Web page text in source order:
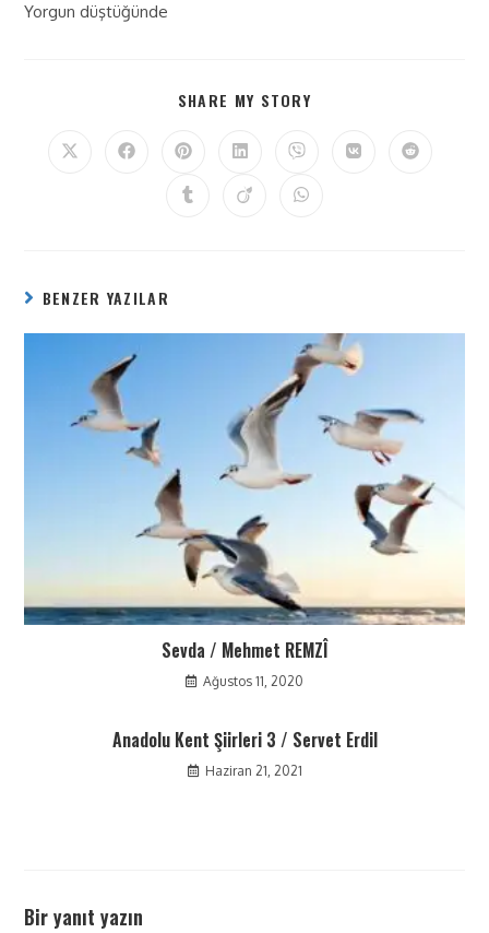
Yorgun düştüğünde
SHARE MY STORY
BENZER YAZILAR
Sevda / Mehmet REMZÎ
Ağustos 11, 2020
Anadolu Kent Şiirleri 3 / Servet Erdil
Haziran 21, 2021
Bir yanıt yazın